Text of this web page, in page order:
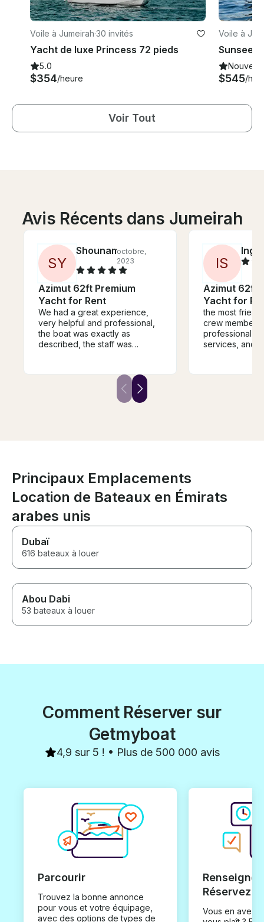
Voile à Jumeirah·30 invités
Yacht de luxe Princess 72 pieds
5.0
$354/heure
Voile à
Nouveau
$545/
Voir Tout
Avis Récents dans Jumeirah
SY
Shounamoctobre,
2023
Azimut 62ft Premium
Yacht for Rent
We had a great experience,
very helpful and professional,
the boat was exactly as
described, the staff was
you!
IS
Azimut 62ft
Yacht for
the most
crew
professional,
services, and
Principaux Emplacements
Location de Bateaux en Émirats
arabes unis
Dubaï
616 bateaux à louer
Abou Dabi
53 bateaux à louer
Comment Réserver sur
Getmyboat
4,9 sur 5 ! • Plus de 500 000 avis
Parcourir
Trouvez la bonne annonce
pour vous et votre équipage,
avec des options de types de
Réservez
Vous en avez